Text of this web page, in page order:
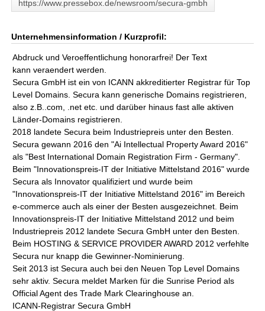
https://www.pressebox.de/newsroom/secura-gmbh
Unternehmensinformation / Kurzprofil:
Abdruck und Veroeffentlichung honorarfrei! Der Text
kann veraendert werden.
Secura GmbH ist ein von ICANN akkreditierter Registrar für Top
Level Domains. Secura kann generische Domains registrieren,
also z.B..com, .net etc. und darüber hinaus fast alle aktiven
Länder-Domains registrieren.
2018 landete Secura beim Industriepreis unter den Besten.
Secura gewann 2016 den "Ai Intellectual Property Award 2016"
als "Best International Domain Registration Firm - Germany".
Beim "Innovationspreis-IT der Initiative Mittelstand 2016" wurde
Secura als Innovator qualifiziert und wurde beim
"Innovationspreis-IT der Initiative Mittelstand 2016" im Bereich
e-commerce auch als einer der Besten ausgezeichnet. Beim
Innovationspreis-IT der Initiative Mittelstand 2012 und beim
Industriepreis 2012 landete Secura GmbH unter den Besten.
Beim HOSTING & SERVICE PROVIDER AWARD 2012 verfehlte
Secura nur knapp die Gewinner-Nominierung.
Seit 2013 ist Secura auch bei den Neuen Top Level Domains
sehr aktiv. Secura meldet Marken für die Sunrise Period als
Official Agent des Trade Mark Clearinghouse an.
ICANN-Registrar Secura GmbH